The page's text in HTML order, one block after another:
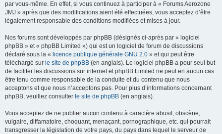
par vous-même. En effet, si vous continuez à participer à « Forums Aerozone
JMJ » après que des modifications aient été effectuées, vous acceptez d’être
légalement responsable des conditions modifiées et mises à jour.
Nos forums sont développés par phpBB (désignés ci-après par « logiciel
phpBB » et « phpBB Limited ») qui est un logiciel de forum de discussions
déclaré sous la « licence publique générale GNU 2.0 » et qui peut être
téléchargé sur le site de phpBB (en anglais). Le logiciel phpBB a pour seul but
de faciliter les discussions sur internet et phpBB Limited ne peut en aucun cas
être tenu comme responsable de la conduite et du contenu que nous
acceptons et que nous n’acceptons pas. Pour plus d’informations concernant
phpBB, veuillez consulter le site de phpBB (en anglais).
Vous acceptez de ne publier aucun contenu à caractère abusif, obscène,
vulgaire, diffamatoire, choquant, menaçant, pornographique, etc. qui pourrait
transgresser la législation de votre pays, du pays dans lequel le serveur de